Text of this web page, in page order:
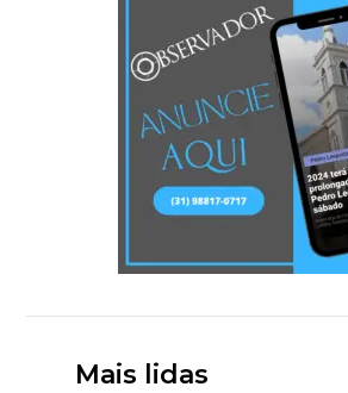
Mais lidas